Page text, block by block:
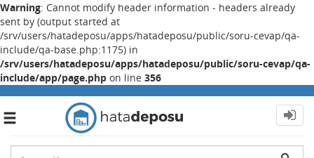
Warning: Cannot modify header information - headers already
sent by (output started at
/srv/users/hatadeposu/apps/hatadeposu/public/soru-cevap/qa-
include/qa-base.php:1175) in
/srv/users/hatadeposu/apps/hatadeposu/public/soru-cevap/qa-
include/app/page.php on line 356
Toggle